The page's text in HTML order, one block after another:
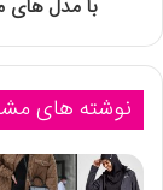
با مدل
نوشته های